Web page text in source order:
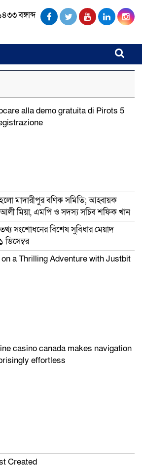
বঙ্গাব্দ
alla demo gratuita di Pirots 5
মাদারীপুর বণিক সমিতি; আহ্বায়ক
আলী মিয়া, এমপি ও সদস্য সচিব শফিক খান
সংশোধনের বিশেষ সুবিধার মেয়াদ
ডিসেম্বর
a Thrilling Adventure with Justbit
casino canada makes navigation
effortless
Created